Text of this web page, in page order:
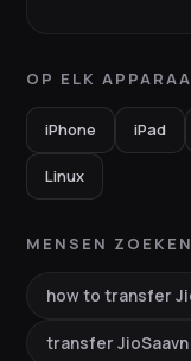
OP ELK
iPhone iPad
Linux
MENSEN
how to transfer
transfer